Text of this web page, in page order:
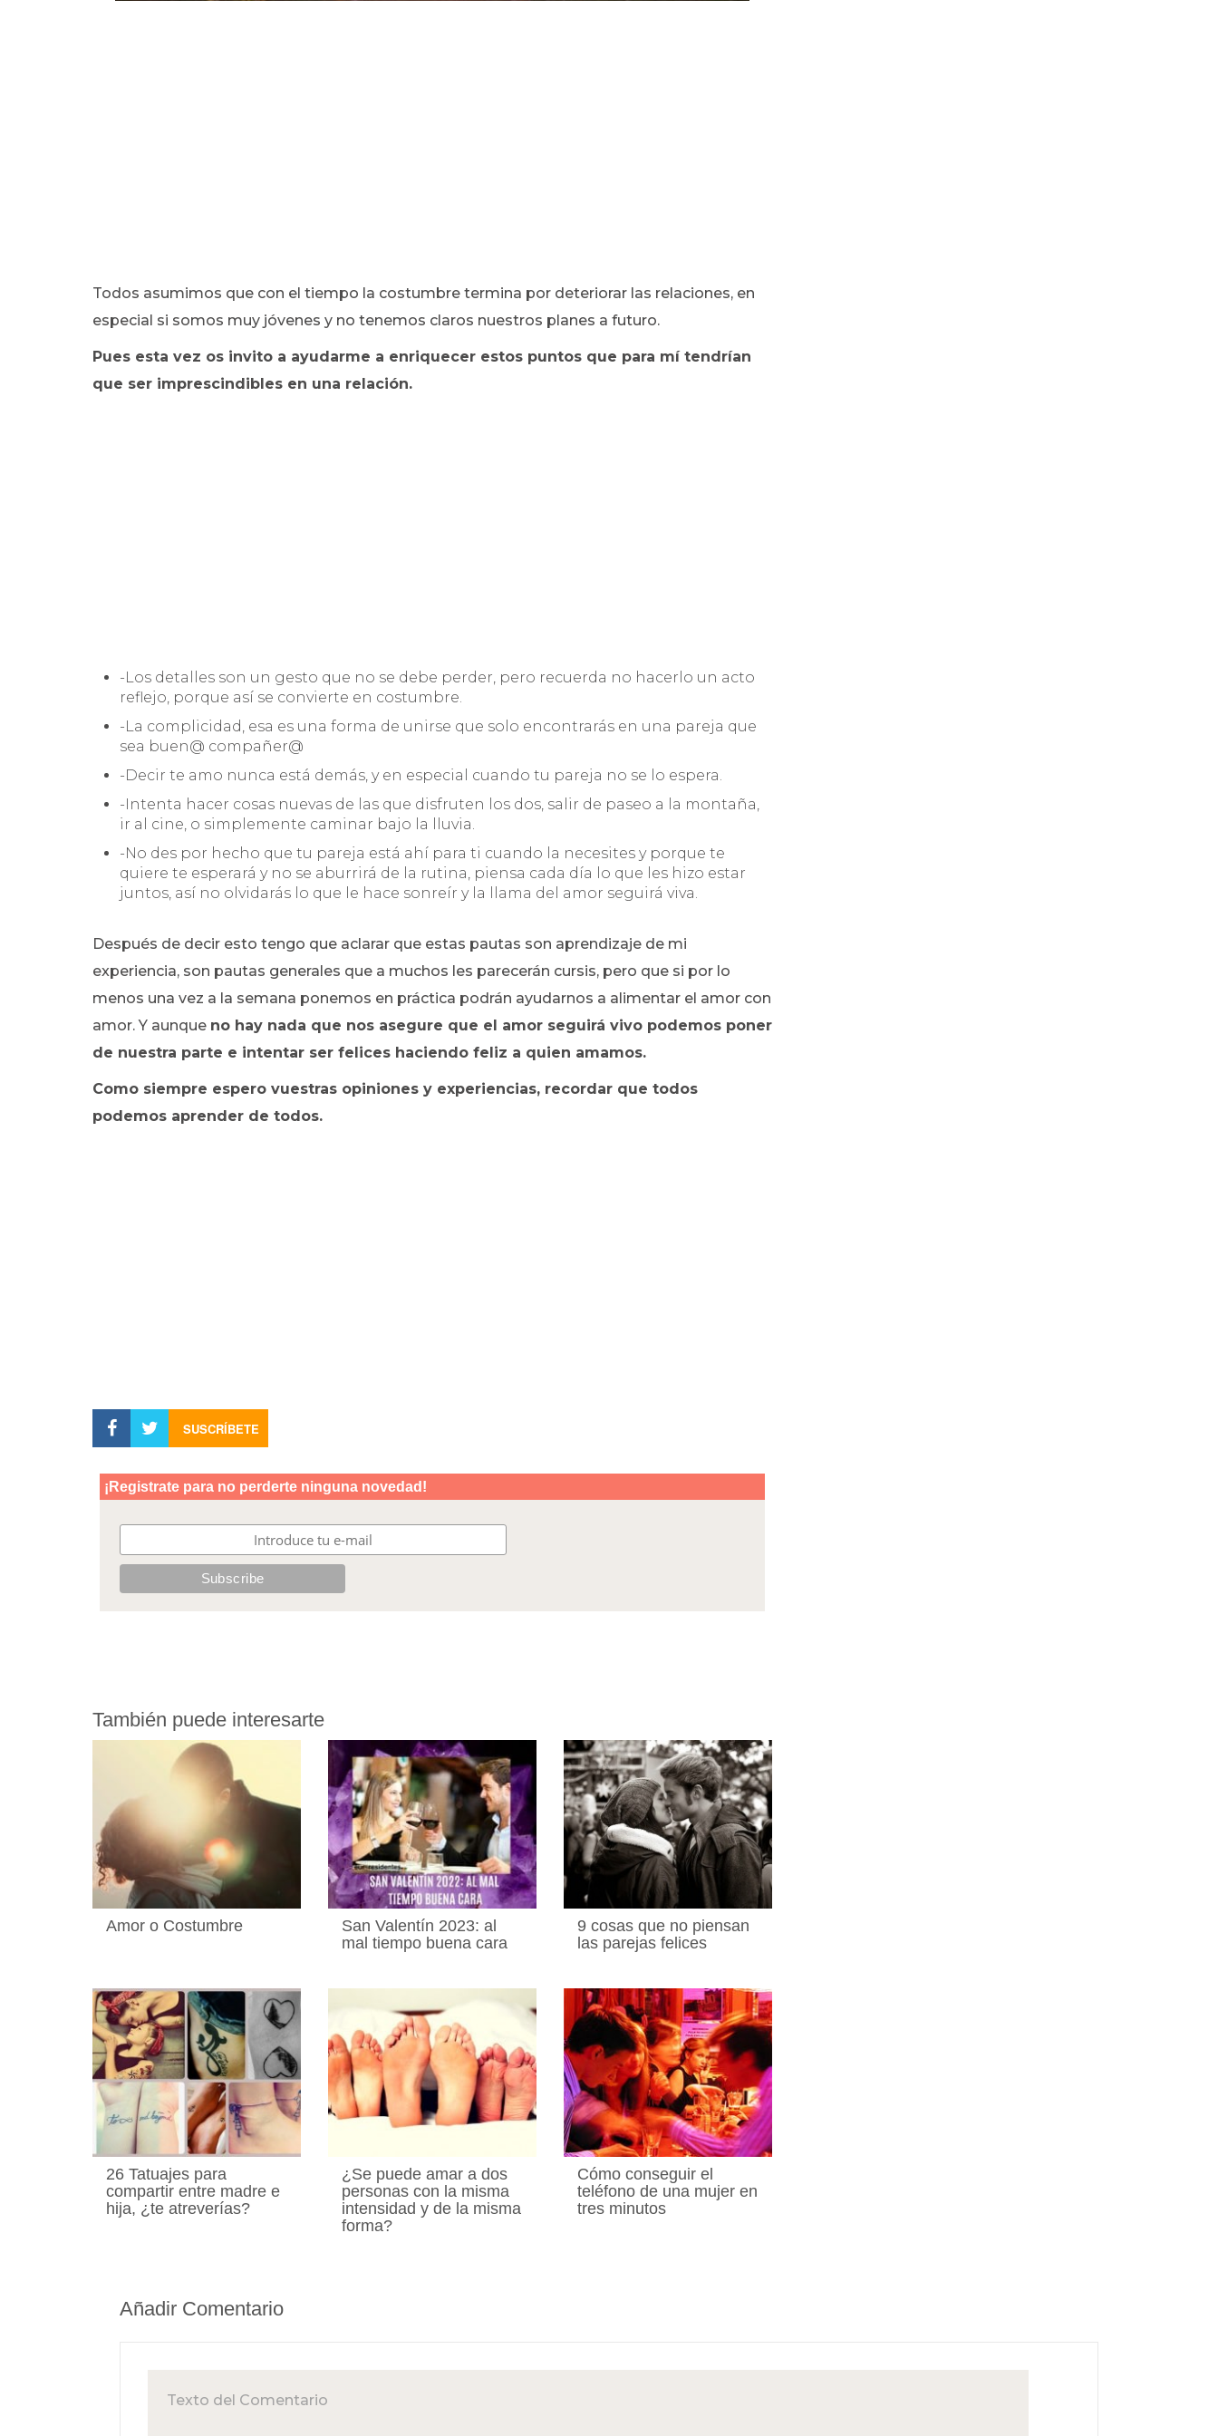
Todos asumimos que con el tiempo la costumbre termina por deteriorar las relaciones, en
especial si somos muy jóvenes y no tenemos claros nuestros planes a futuro.
Pues esta vez os invito a ayudarme a enriquecer estos puntos que para mí tendrían
que ser imprescindibles en una relación.
-Los detalles son un gesto que no se debe perder, pero recuerda no hacerlo un acto
reflejo, porque así se convierte en costumbre.
-La complicidad, esa es una forma de unirse que solo encontrarás en una pareja que
sea buen@ compañer@
-Decir te amo nunca está demás, y en especial cuando tu pareja no se lo espera.
-Intenta hacer cosas nuevas de las que disfruten los dos, salir de paseo a la montaña,
ir al cine, o simplemente caminar bajo la lluvia.
-No des por hecho que tu pareja está ahí para ti cuando la necesites y porque te
quiere te esperará y no se aburrirá de la rutina, piensa cada día lo que les hizo estar
juntos, así no olvidarás lo que le hace sonreír y la llama del amor seguirá viva.
Después de decir esto tengo que aclarar que estas pautas son aprendizaje de mi
experiencia, son pautas generales que a muchos les parecerán cursis, pero que si por lo
menos una vez a la semana ponemos en práctica podrán ayudarnos a alimentar el amor con
amor. Y aunque no hay nada que nos asegure que el amor seguirá vivo podemos poner
de nuestra parte e intentar ser felices haciendo feliz a quien amamos.
Como siempre espero vuestras opiniones y experiencias, recordar que todos
podemos aprender de todos.
SUSCRÍBETE
También puede interesarte
Amor o Costumbre
San Valentín 2023: al
mal tiempo buena cara
9 cosas que no piensan
las parejas felices
26 Tatuajes para
compartir entre madre e
hija, ¿te atreverías?
¿Se puede amar a dos
personas con la misma
intensidad y de la misma
forma?
Cómo conseguir el
teléfono de una mujer en
tres minutos
Añadir Comentario